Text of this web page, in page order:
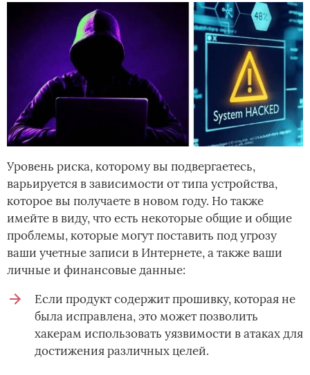
Уровень риска, которому вы подвергаетесь,
варьируется в зависимости от типа устройства,
которое вы получаете в новом году. Но также
имейте в виду, что есть некоторые общие и общие
проблемы, которые могут поставить под угрозу
ваши учетные записи в Интернете, а также ваши
личные и финансовые данные:
Если продукт содержит прошивку, которая не
была исправлена, это может позволить
хакерам использовать уязвимости в атаках для
достижения различных целей.